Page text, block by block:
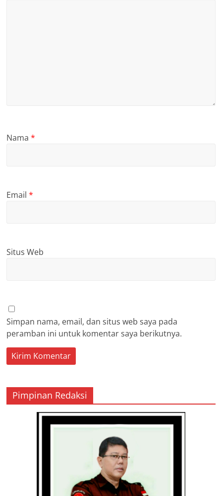
Nama*
Email*
Situs Web
Simpan nama, email, dan situs web saya pada
peramban ini untuk komentar saya berikutnya.
Pimpinan Redaksi